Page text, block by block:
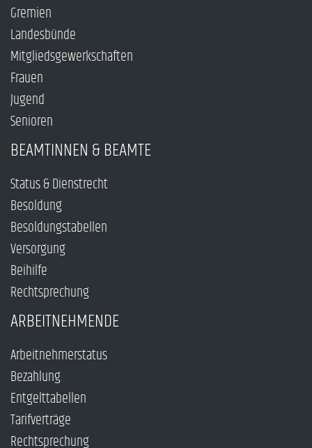
Gremien
Landesbünde
Mitgliedsgewerkschaften
Frauen
Jugend
Senioren
BEAMTINNEN & BEAMTE
Status & Dienstrecht
Besoldung
Besoldungstabellen
Versorgung
Beihilfe
Rechtsprechung
ARBEITNEHMENDE
Arbeitnehmerstatus
Bezahlung
Entgelttabellen
Tarifverträge
Rechtsprechung